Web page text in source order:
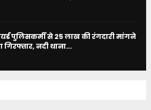
पुलिसकर्मी से 25 लाख की रंगदारी मांगने
गिरफ्तार, नदी थाना...